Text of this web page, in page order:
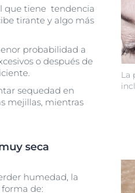
La
que tiene tendencia
tirante y algo más
probabilidad a
o después de
sequedad en
mejillas, mientras
seca
humedad, la
de: